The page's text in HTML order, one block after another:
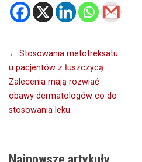
Nawigacja
wpisu
← Stosowania metotreksatu
u pacjentów z łuszczycą.
Zalecenia mają rozwiać
obawy dermatologów co do
stosowania leku.